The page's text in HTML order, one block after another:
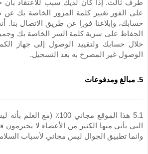
طرف ثالث. إذا كان لديك سبب للاعتقاد بأن
على الفور تغيير كلمة المرور الخاصة بك
حسابك، وإبلاغنا فورا عن طريق الاتصال
الحفاظ على سرية كلمة السر الخاصة بك
خلال حسابك ولتقييد الوصول إلى جهاز
الوصول غير المصرح به بعد التسجيل.
5. مبالغ ومدفوعات
5.1 هذا الموقع مجاني 100٪
التي يأتي منها الكثير من الأعضاء لا يحترمون
وانما تطبيق الجوال ليس مجاني لأسباب